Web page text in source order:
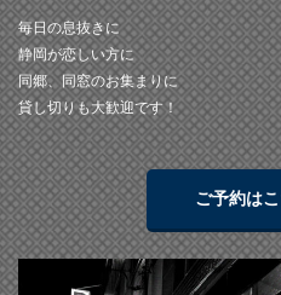
毎日の息抜きに
静岡が恋しい方に
同郷、同窓のお集まりに
貸し切りも大歓迎です！
ご予約は